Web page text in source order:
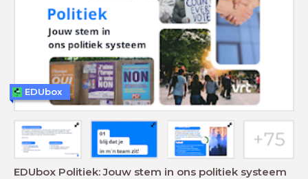
EDUbox Politiek: Jouw stem in ons politiek systeem
EDUbox